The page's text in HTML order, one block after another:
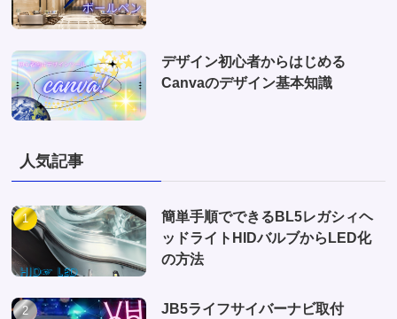
デザイン初心者からはじめる
Canvaのデザイン基本知識
人気記事
簡単手順でできるBL5レガシィヘ
ッドライトHIDバルブからLED化
の方法
JB5ライフサイバーナビ取付